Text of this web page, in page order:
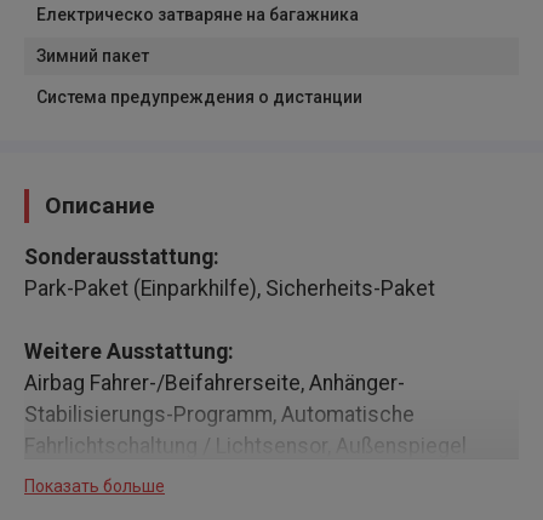
Електрическо затваряне на багажника
Зимний пакет
Система предупреждения о дистанции
Описание
Sonderausstattung:
Park-Paket (Einparkhilfe), Sicherheits-Paket
Weitere Ausstattung:
Airbag Fahrer-/Beifahrerseite, Anhänger-
Stabilisierungs-Programm, Automatische
Fahrlichtschaltung / Lichtsensor, Außenspiegel
elektr. anklappbar, Außenspiegel elektr. verstell- und
Показать больше